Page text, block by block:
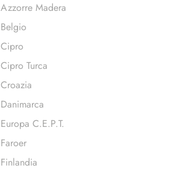
Azzorre Madera
Belgio
Cipro
Cipro Turca
Croazia
Danimarca
Europa C.E.P.T.
Faroer
Finlandia